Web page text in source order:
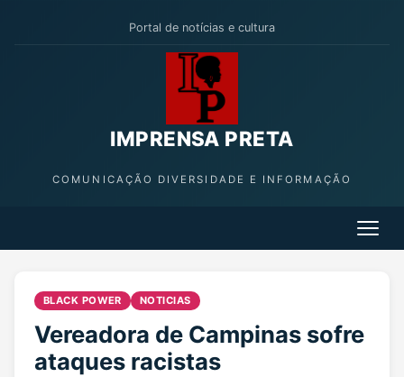
Portal de notícias e cultura
IMPRENSA PRETA
COMUNICAÇÃO DIVERSIDADE E INFORMAÇÃO
BLACK POWER NOTICIAS
Vereadora de Campinas sofre
ataques racistas